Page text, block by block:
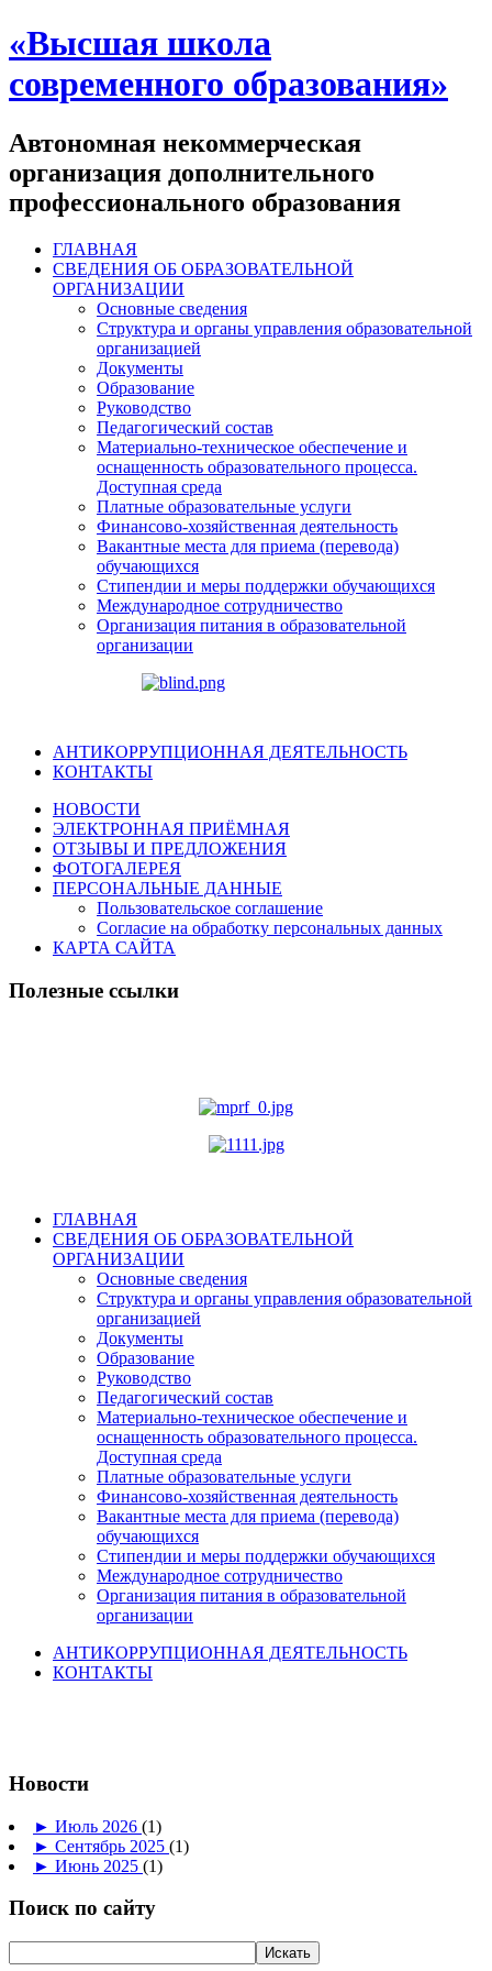
«Высшая школа
современного образования»
Автономная некоммерческая
организация дополнительного
профессионального образования
ГЛАВНАЯ
СВЕДЕНИЯ ОБ ОБРАЗОВАТЕЛЬНОЙ
ОРГАНИЗАЦИИ
Основные сведения
Структура и органы управления образовательной
организацией
Документы
Образование
Руководство
Педагогический состав
Материально-техническое обеспечение и
оснащенность образовательного процесса.
Доступная среда
Платные образовательные услуги
Финансово-хозяйственная деятельность
Вакантные места для приема (перевода)
обучающихся
Стипендии и меры поддержки обучающихся
Международное сотрудничество
Организация питания в образовательной
организации
АНТИКОРРУПЦИОННАЯ ДЕЯТЕЛЬНОСТЬ
КОНТАКТЫ
НОВОСТИ
ЭЛЕКТРОННАЯ ПРИЁМНАЯ
ОТЗЫВЫ И ПРЕДЛОЖЕНИЯ
ФОТОГАЛЕРЕЯ
ПЕРСОНАЛЬНЫЕ ДАННЫЕ
Пользовательское соглашение
Согласие на обработку персональных данных
КАРТА САЙТА
Полезные ссылки
ГЛАВНАЯ
СВЕДЕНИЯ ОБ ОБРАЗОВАТЕЛЬНОЙ
ОРГАНИЗАЦИИ
Основные сведения
Структура и органы управления образовательной
организацией
Документы
Образование
Руководство
Педагогический состав
Материально-техническое обеспечение и
оснащенность образовательного процесса.
Доступная среда
Платные образовательные услуги
Финансово-хозяйственная деятельность
Вакантные места для приема (перевода)
обучающихся
Стипендии и меры поддержки обучающихся
Международное сотрудничество
Организация питания в образовательной
организации
АНТИКОРРУПЦИОННАЯ ДЕЯТЕЛЬНОСТЬ
КОНТАКТЫ
Новости
► Июль 2026 (1)
► Сентябрь 2025 (1)
► Июнь 2025 (1)
Поиск по сайту